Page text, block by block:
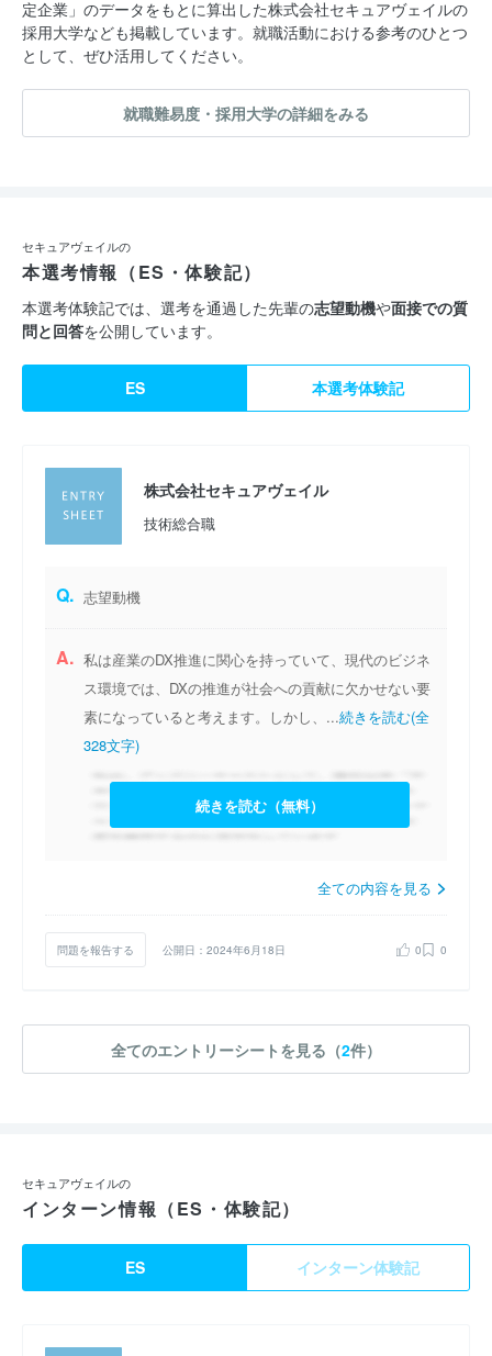
定企業」のデータをもとに算出した株式会社セキュアヴェイルの
採用大学なども掲載しています。就職活動における参考のひとつ
として、ぜひ活用してください。
就職難易度・採用大学の詳細をみる
セキュアヴェイルの
本選考情報（ES・体験記）
本選考体験記では、選考を通過した先輩の志望動機や面接での質
問と回答を公開しています。
ES 本選考体験記
株式会社セキュアヴェイル
技術総合職
Q. 志望動機
A. 私は産業のDX推進に関心を持っていて、現代のビジネ
ス環境では、DXの推進が社会への貢献に欠かせない要
素になっていると考えます。しかし、...続きを読む(全
328文字)
続きを読む（無料）
全ての内容を見る
問題を報告する 公開日：2024年6月18日 0 0
全てのエントリーシートを見る（2件）
セキュアヴェイルの
インターン情報（ES・体験記）
ES インターン体験記